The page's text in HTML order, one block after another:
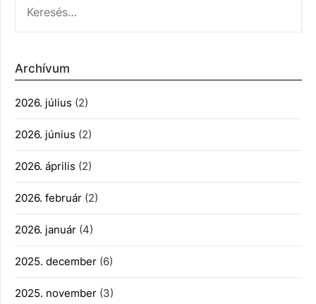
Archívum
2026. július (2)
2026. június (2)
2026. április (2)
2026. február (2)
2026. január (4)
2025. december (6)
2025. november (3)